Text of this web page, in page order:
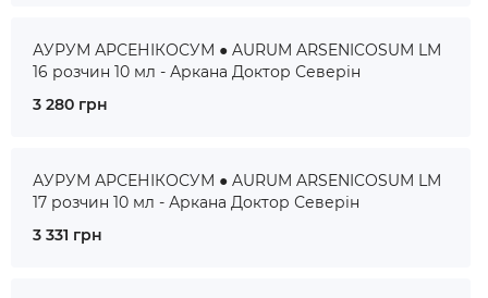
АУРУМ АРСЕНІКОСУМ ● AURUM ARSENICOSUM LM
16 розчин 10 мл - Аркана Доктор Северін
3 280 грн
АУРУМ АРСЕНІКОСУМ ● AURUM ARSENICOSUM LM
17 розчин 10 мл - Аркана Доктор Северін
3 331 грн